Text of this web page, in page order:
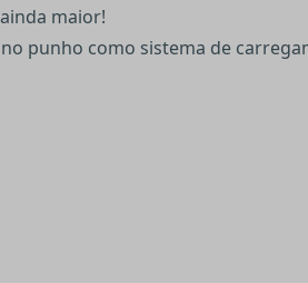
maior!
punho como sistema de